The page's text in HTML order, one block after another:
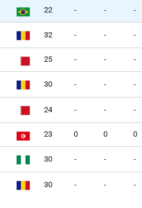
22 - - -
32 - - -
25 - - -
30 - - -
24 - - -
23 0 0 0
30 - - -
30 - - -